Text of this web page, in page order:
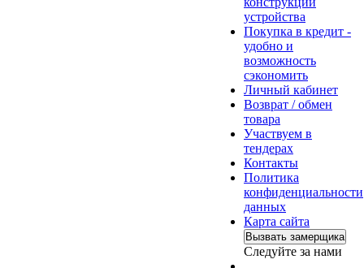
устройства
Покупка в кредит -
удобно и
возможность
сэкономить
Личный кабинет
Возврат / обмен
товара
Участвуем в
тендерах
Контакты
Политика
конфиденциальности
данных
Карта сайта
Вызвать замерщика
Следуйте за нами